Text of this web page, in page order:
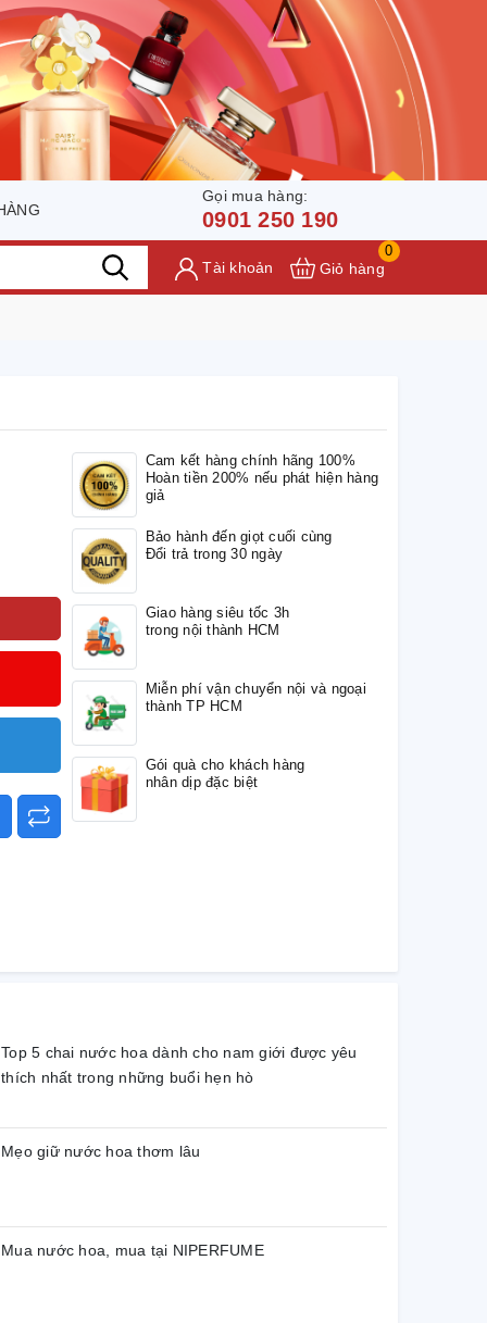
Gọi mua hàng:
0901 250 190
Tài khoản
0
Giỏ hàng
Cam kết hàng chính hãng 100%
Hoàn tiền 200% nếu phát hiện hàng
giả
Bảo hành đến giọt cuối cùng
Đổi trả trong 30 ngày
Giao hàng siêu tốc 3h
trong nội thành HCM
Miễn phí vận chuyển nội và ngoại
thành TP HCM
Gói quà cho khách hàng
nhân dịp đặc biệt
Top 5 chai nước hoa dành cho nam giới được yêu
thích nhất trong những buổi hẹn hò
Mẹo giữ nước hoa thơm lâu
Mua nước hoa, mua tại NIPERFUME